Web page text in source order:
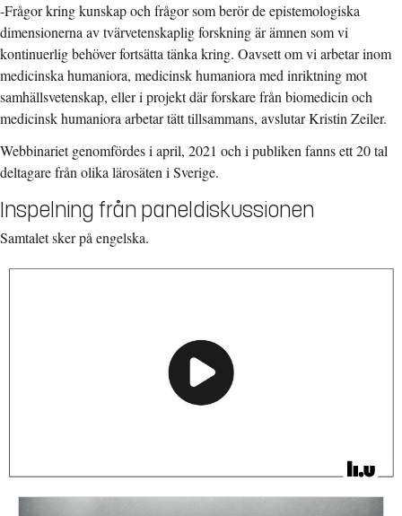
-Frågor kring kunskap och frågor som berör de epistemologiska
dimensionerna av tvärvetenskaplig forskning är ämnen som vi
kontinuerlig behöver fortsätta tänka kring. Oavsett om vi arbetar inom
medicinska humaniora, medicinsk humaniora med inriktning mot
samhällsvetenskap, eller i projekt där forskare från biomedicin och
medicinsk humaniora arbetar tätt tillsammans, avslutar Kristin Zeiler.
Webbinariet genomfördes i april, 2021 och i publiken fanns ett 20 tal
deltagare från olika lärosäten i Sverige.
Inspelning från paneldiskussionen
Samtalet sker på engelska.